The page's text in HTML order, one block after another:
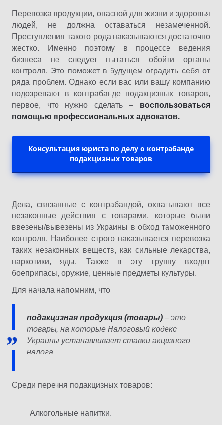
Перевозка продукции, опасной для жизни и здоровья
людей, не должна оставаться незамеченной.
Преступления такого рода наказываются достаточно
жестко. Именно поэтому в процессе ведения
бизнеса не следует пытаться обойти органы
контроля. Это поможет в будущем оградить себя от
ряда проблем. Однако если вас или вашу компанию
подозревают в контрабанде подакцизных товаров,
первое, что нужно сделать – воспользоваться
помощью профессиональных адвокатов.
Консультация юриста по делу о контрабанде
подакцизных товаров
Дела, связанные с контрабандой, охватывают все
незаконные действия с товарами, которые были
ввезены/вывезены из Украины в обход таможенного
контроля. Наиболее строго наказывается перевозка
таких незаконных веществ, как сильные лекарства,
наркотики, яды. Также в эту группу входят
боеприпасы, оружие, ценные предметы культуры.
Для начала напомним, что
подакцизная продукция (товары) – это
товары, на которые Налоговый кодекс
Украины устанавливает ставки акцизного
налога.
Среди перечня подакцизных товаров:
Алкогольные напитки.